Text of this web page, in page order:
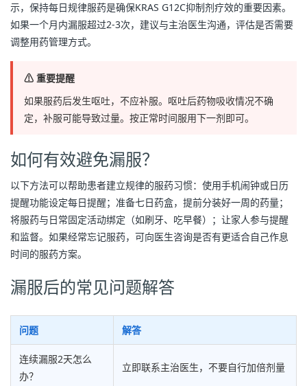
示，保持每日规律服药是确保KRAS G12C抑制剂疗效的重要因素。
如果一个月内漏服超过2-3次，建议与主治医生沟通，评估是否需要
调整用药管理方式。
⚠ 重要提醒
如果服药后发生呕吐，不应补服。呕吐后药物吸收情况不确
定，补服可能导致过量。按正常时间服用下一剂即可。
如何有效避免漏服？
以下方法可以帮助患者建立规律的服药习惯：使用手机闹钟或日历
提醒功能设定每日提醒；准备七日药盒，提前分装好一周的药量；
将服药与日常固定活动绑定（如刷牙、吃早餐）；让家人参与提醒
和监督。如果经常忘记服药，可向医生咨询是否有更适合自己作息
时间的服药方案。
漏服后的常见问题解答
问题 解答
连续漏服2天怎么
办？
立即联系主治医生，不要自行加倍剂量